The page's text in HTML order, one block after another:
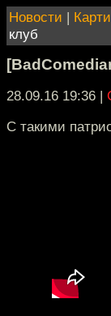
Новости |
клуб
28.09.16 19:36 |
С такими